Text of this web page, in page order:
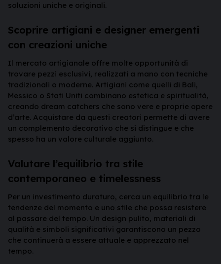
soluzioni uniche e originali.
Scoprire artigiani e designer emergenti
con creazioni uniche
Il mercato artigianale offre molte opportunità di
trovare pezzi esclusivi, realizzati a mano con tecniche
tradizionali o moderne. Artigiani come quelli di Bali,
Messico o Stati Uniti combinano estetica e spiritualità,
creando dream catchers che sono vere e proprie opere
d’arte. Acquistare da questi creatori permette di avere
un complemento decorativo che si distingue e che
spesso ha un valore culturale aggiunto.
Valutare l’equilibrio tra stile
contemporaneo e timelessness
Per un investimento duraturo, cerca un equilibrio tra le
tendenze del momento e uno stile che possa resistere
al passare del tempo. Un design pulito, materiali di
qualità e simboli significativi garantiscono un pezzo
che continuerà a essere attuale e apprezzato nel
tempo.